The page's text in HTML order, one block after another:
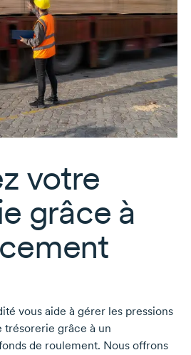
votre
grâce à
vous aide à gérer les pressions
grâce à un
de roulement. Nous offrons